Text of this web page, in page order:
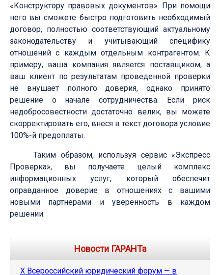
«Конструктору правовых документов». При помощи
него вы сможете быстро подготовить необходимый
договор, полностью соответствующий актуальному
законодательству и учитывающий специфику
отношений с каждым отдельным контрагентом. К
примеру, ваша компания является поставщиком, а
ваш клиент по результатам проведенной проверки
не внушает полного доверия, однако принято
решение о начале сотрудничества. Если риск
недобросовестности достаточно велик, вы можете
скорректировать его, внеся в текст договора условие
100%-й предоплаты.
Таким образом, используя сервис «Экспресс
Проверка», вы получаете целый комплекс
информационных услуг, который обеспечит
оправданное доверие в отношениях с вашими
новыми партнерами и уверенность в каждом
решении.
Новости ГАРАНТа
Х Всероссийский юридический форум — в